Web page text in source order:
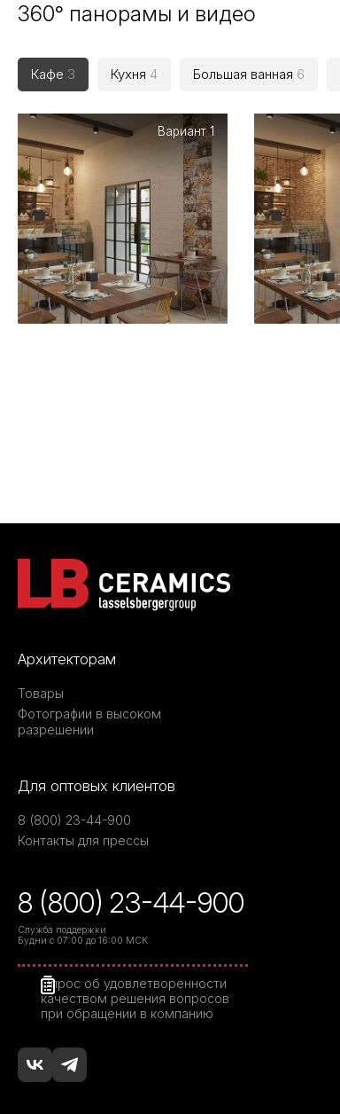
360° панорамы и видео
Кафе 3 Кухня 4 Большая ванная 6
Вариант 1
Архитекторам
Товары
Фотографии в высоком
разрешении
Для оптовых клиентов
8 (800) 23-44-900
Контакты для прессы
8 (800) 23-44-900
Служба поддержки
Будни с 07:00 до 16:00 МСК
Опрос об удовлетворенности
качеством решения вопросов
при обращении в компанию